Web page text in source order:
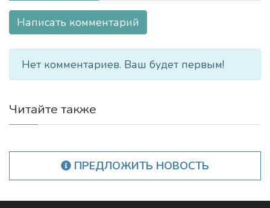
Написать комментарий
Нет комментариев. Ваш будет первым!
Читайте также
ПРЕДЛОЖИТЬ НОВОСТЬ